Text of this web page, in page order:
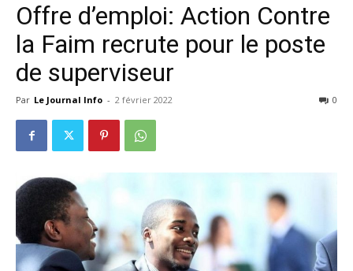
Offre d’emploi: Action Contre
la Faim recrute pour le poste
de superviseur
Par Le Journal Info - 2 février 2022 0